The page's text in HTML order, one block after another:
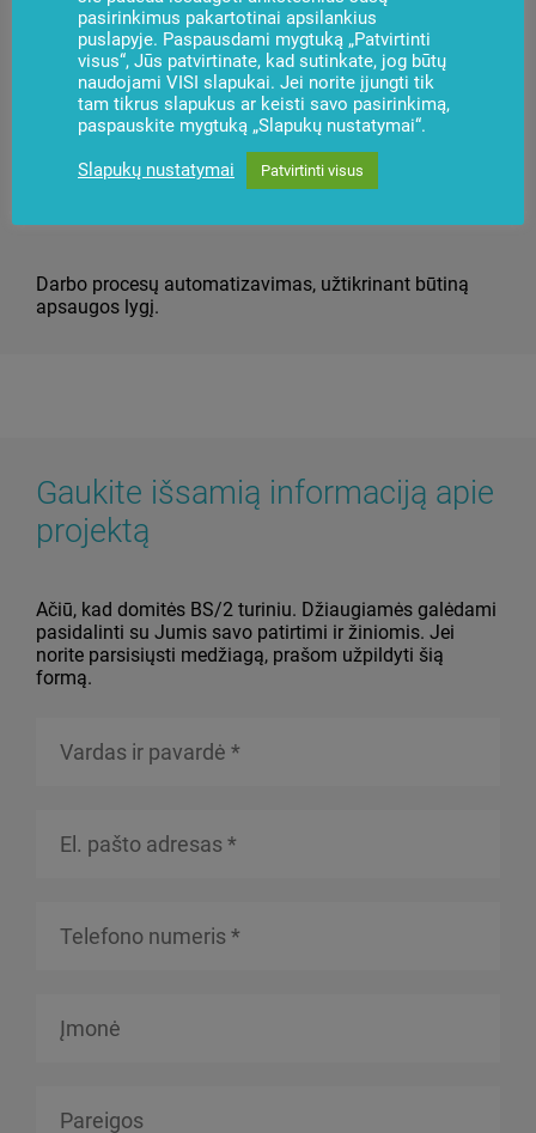
milžinišką duomenų srautą ir operatyviai atnaujinant
sistemą.
Darbo procesų automatizavimas, užtikrinant būtiną
apsaugos lygį.
Gaukite išsamią informaciją apie
projektą
Ačiū, kad domitės BS/2 turiniu. Džiaugiamės galėdami
pasidalinti su Jumis savo patirtimi ir žiniomis. Jei
norite parsisiųsti medžiagą, prašom užpildyti šią
formą.
pasirinkimus pakartotinai apsilankius
puslapyje. Paspausdami mygtuką „Patvirtinti
visus“, Jūs patvirtinate, kad sutinkate, jog būtų
naudojami VISI slapukai. Jei norite įjungti tik
tam tikrus slapukus ar keisti savo pasirinkimą,
paspauskite mygtuką „Slapukų nustatymai“.
Slapukų nustatymai Patvirtinti visus